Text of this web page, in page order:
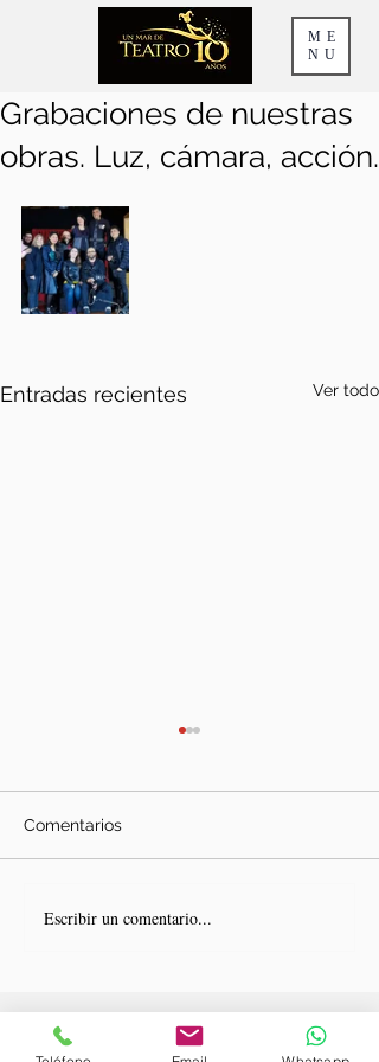
ME
NU
Grabaciones de nuestras
obras. Luz, cámara, acción.
Entradas recientes Ver todo
En Finis Terrae
Comentarios
Escribir un comentario...